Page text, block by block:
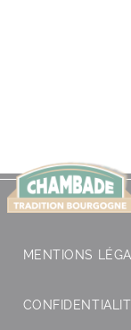
MENTIONS